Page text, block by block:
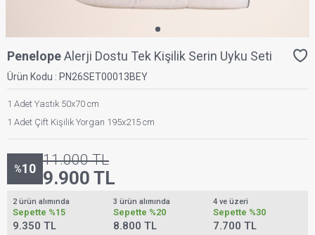
PenelopeAlerji Dostu Tek Kişilik Serin Uyku Seti
Ürün Kodu : PN26SET00013BEY
1 Adet Yastık 50x70 cm
1 Adet Çift Kişilik Yorgan 195x215 cm
%10
11.000TL
9.900 TL
2 ürün alımında
Sepette %15
9.350 TL
3 ürün alımında
Sepette %20
8.800 TL
4 ve üzeri
Sepette %30
7.700 TL